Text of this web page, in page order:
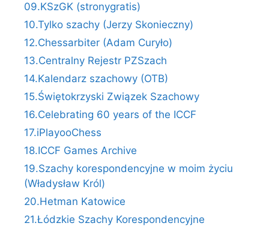
09.KSzGK (stronygratis)
10.Tylko szachy (Jerzy Skonieczny)
12.Chessarbiter (Adam Curyło)
13.Centralny Rejestr PZSzach
14.Kalendarz szachowy (OTB)
15.Świętokrzyski Związek Szachowy
16.Celebrating 60 years of the ICCF
17.iPlayooChess
18.ICCF Games Archive
19.Szachy korespondencyjne w moim życiu
(Władysław Król)
20.Hetman Katowice
21.Łódzkie Szachy Korespondencyjne